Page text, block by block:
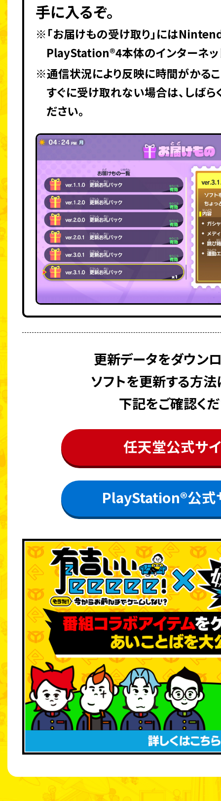
手に入るぞ。
※「お届けもの受け取り」には
PlayStation®4本体のインターネッ
※通信状況により反映に時間がかるこ
すぐに受け取れない場合は、しばら
ださい。
更新データをダウンロ
ソフトを更新する方
下記をご確認くだ
任天堂公式サ
PlayStation®公式